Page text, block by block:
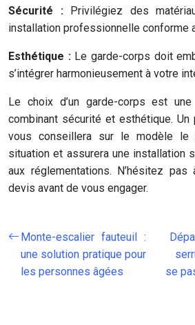
Sécurité : Privilégiez des
installation professionnelle conforme
Esthétique : Le garde-corps doit
s’intégrer harmonieusement à votre
Le choix d’un garde-corps est
combinant sécurité et esthétique.
vous conseillera sur le modèle le
situation et assurera une installation
aux réglementations. N’hésitez pas
devis avant de vous engager.
Monte-escalier fauteuil :
une solution pratique pour
les personnes âgées
se